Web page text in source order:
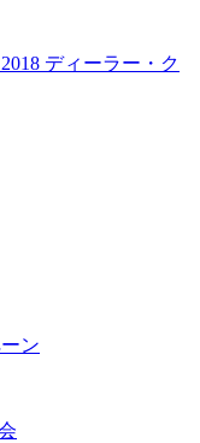
ディーラー・ク
ン